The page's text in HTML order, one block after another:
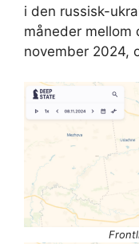
i den russisk-
måneder mellom
november 2024,